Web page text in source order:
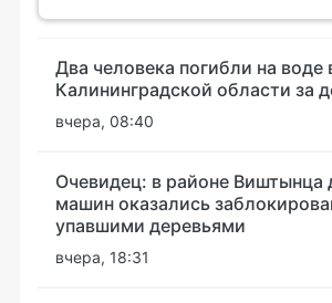
Два человека погибли на воде
Калининградской области за
вчера, 08:40
Очевидец: в районе Виштынца
машин оказались
упавшими деревьями
вчера, 18:31